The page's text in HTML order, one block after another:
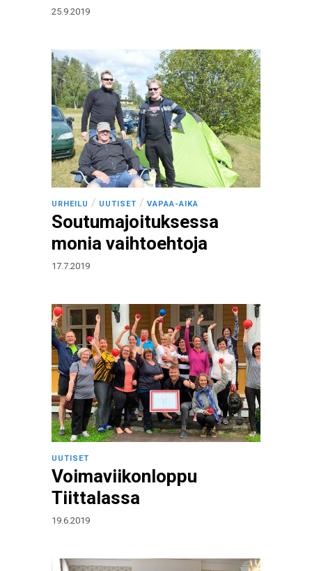
25.9.2019
URHEILU / UUTISET / VAPAA-AIKA
Soutumajoituksessa
monia vaihtoehtoja
17.7.2019
UUTISET
Voimaviikonloppu
Tiittalassa
19.6.2019